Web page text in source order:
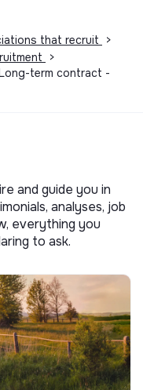
that recruit
>
>
term contract -
and guide you in
analyses, job
everything you
to ask.